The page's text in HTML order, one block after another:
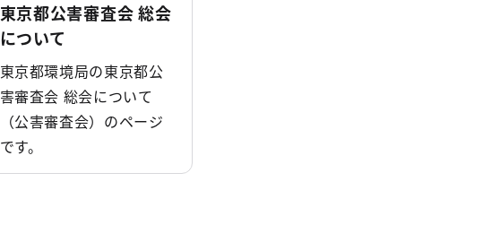
東京都公害審査会 総会
について
東京都環境局の東京都公
害審査会 総会について
（公害審査会）のページ
です。